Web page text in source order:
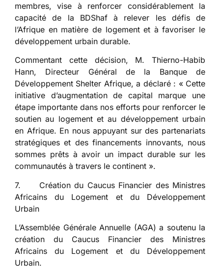
membres, vise à renforcer considérablement la
capacité de la BDShaf à relever les défis de
l’Afrique en matière de logement et à favoriser le
développement urbain durable.
Commentant cette décision, M. Thierno-Habib
Hann, Directeur Général de la Banque de
Développement Shelter Afrique, a déclaré : « Cette
initiative d’augmentation de capital marque une
étape importante dans nos efforts pour renforcer le
soutien au logement et au développement urbain
en Afrique. En nous appuyant sur des partenariats
stratégiques et des financements innovants, nous
sommes prêts à avoir un impact durable sur les
communautés à travers le continent ».
7. Création du Caucus Financier des Ministres
Africains du Logement et du Développement
Urbain
L’Assemblée Générale Annuelle (AGA) a soutenu la
création du Caucus Financier des Ministres
Africains du Logement et du Développement
Urbain.